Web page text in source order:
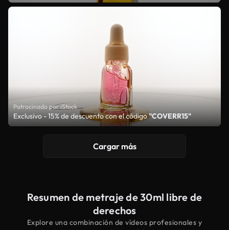
Patrocinado por iStock
Exclusivo - 15% de descuento con el código"COVERR15"
Cargar más
Resumen de metraje de 30ml libre de
derechos
Explore una combinación de vídeos profesionales y